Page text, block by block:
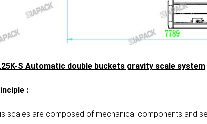
S Automatic double buckets gravity scale system
:
scales are composed of mechanical components and